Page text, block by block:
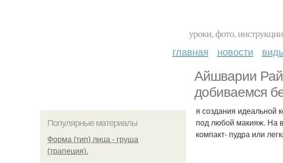
уроки, фото,
главная новости
Айшварии
добиваемся
Популярные материалы
Форма (тип) лица - груша
(трапеция).
я создания идеальной
под любой макияж. На
компакт- пудра или